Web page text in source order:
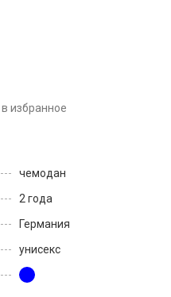
в избранное
чемодан
2 года
Германия
унисекс